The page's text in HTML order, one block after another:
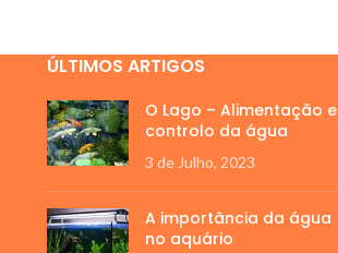
ÚLTIMOS ARTIGOS
O Lago – Alimentação e
controlo da água
3 de Julho, 2023
A importância da água
no aquário